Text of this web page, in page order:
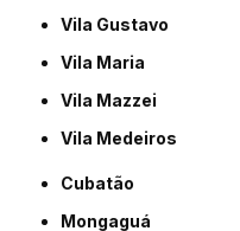
Vila Gustavo
Vila Maria
Vila Mazzei
Vila Medeiros
Cubatão
Mongaguá